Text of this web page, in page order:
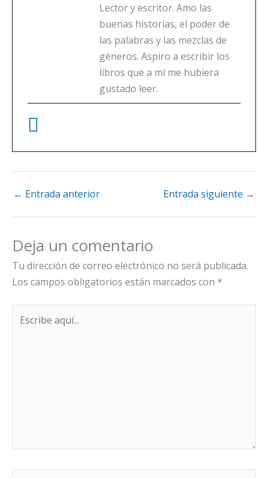
Lector y escritor. Amo las
buenas historias, el poder de
las palabras y las mezclas de
géneros. Aspiro a escribir los
libros que a mí me hubiera
gustado leer.
← Entrada anterior Entrada siguiente →
Deja un comentario
Tu dirección de correo electrónico no será publicada.
Los campos obligatorios están marcados con *
aquí...